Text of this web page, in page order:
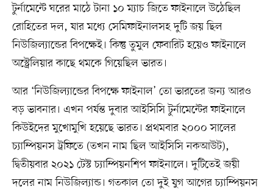
টুর্নামেন্টে ঘরের মাঠে টানা ১০ ম্যাচ জিতে ফাইনালে উঠেছিল
রোহিতের দল, যার মধ্যে সেমিফাইনালসহ দুটি জয় ছিল
নিউজিল্যান্ডের বিপক্ষেই। কিন্তু তুমুল ফেবারিট হয়েও ফাইনালে
অস্ট্রেলিয়ার কাছে থমকে গিয়েছিল ভারত।
আর ‘নিউজিল্যান্ডের বিপক্ষে ফাইনাল’ তো ভারতের জন্য আরও
বড় ভাবনার। এখন পর্যন্ত দুবার আইসিসি টুর্নামেন্টের ফাইনালে
কিউইদের মুখোমুখি হয়েছে ভারত। প্রথমবার ২০০০ সালের
চ্যাম্পিয়নস ট্রফিতে (তখন নাম ছিল আইসিসি নকআউট),
দ্বিতীয়বার ২০২১ টেস্ট চ্যাম্পিয়নশিপ ফাইনালে। দুটিতেই জয়ী
দলের নাম নিউজিল্যান্ড। গতকাল তো দুই যুগ আগের চ্যাম্পিয়নস